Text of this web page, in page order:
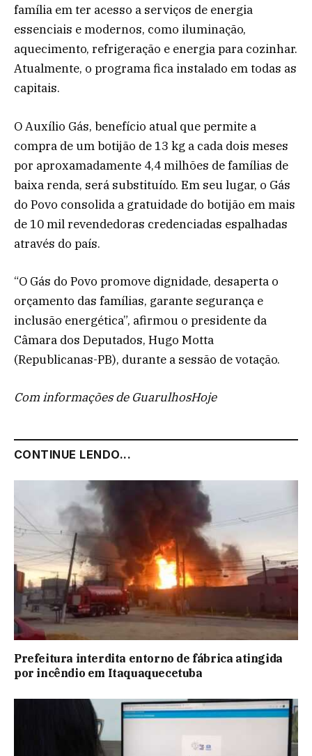
família em ter acesso a serviços de energia
essenciais e modernos, como iluminação,
aquecimento, refrigeração e energia para cozinhar.
Atualmente, o programa fica instalado em todas as
capitais.
O Auxílio Gás, benefício atual que permite a
compra de um botijão de 13 kg a cada dois meses
por aproxamadamente 4,4 milhões de famílias de
baixa renda, será substituído. Em seu lugar, o Gás
do Povo consolida a gratuidade do botijão em mais
de 10 mil revendedoras credenciadas espalhadas
através do país.
“O Gás do Povo promove dignidade, desaperta o
orçamento das famílias, garante segurança e
inclusão energética”, afirmou o presidente da
Câmara dos Deputados, Hugo Motta
(Republicanas-PB), durante a sessão de votação.
Com informações de GuarulhosHoje
CONTINUE LENDO...
Prefeitura interdita entorno de fábrica atingida
por incêndio em Itaquaquecetuba